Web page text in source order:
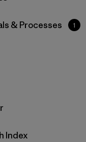
& Processes 1
Index